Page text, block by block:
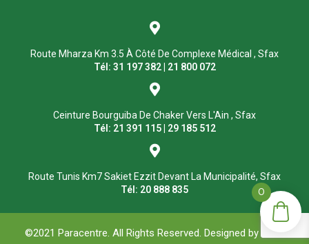
Route Mharza Km 3.5 À Côté De Complexe Médical , Sfax
Tél: 31 197 382 | 21 800 072
Ceinture Bourguiba De Chaker Vers L'Ain , Sfax
Tél: 21 391 115 | 29 185 512
Route Tunis Km7 Sakiet Ezzit Devant La Municipalité, Sfax
Tél: 20 888 835
©2021 Paracentre. All Rights Reserved. Designed by
0